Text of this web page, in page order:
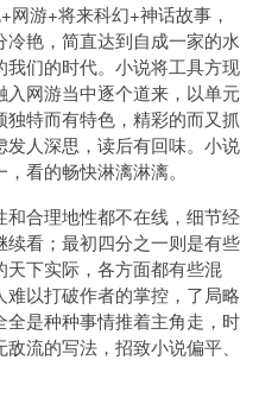
游+将来科幻+神话故事，
艳，简直达到自成一家的水
我们的时代。小说将工具方现
网游当中逐个道来，以单元
特而有特色，精彩的而又抓
发人深思，读后有回味。小说
看的畅快淋漓淋漓。
合理地性都不在线，细节经
看；最初四分之一则是有些
下实际，各方面都有些混
以打破作者的掌控，了局略
是种种事情推着主角走，时
流的写法，招致小说偏平、